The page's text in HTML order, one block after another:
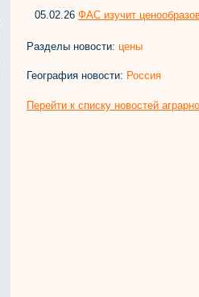
05.02.26 ФАС изучит
Разделы новости: цены
География новости: Россия
Перейти к списку новостей